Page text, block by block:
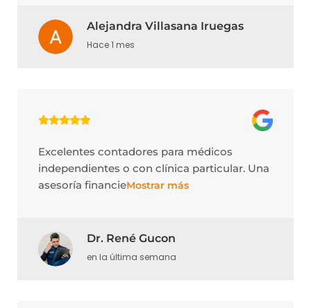
Alejandra Villasana Iruegas
Hace 1 mes
Excelentes contadores para médicos
independientes o con clínica particular. Una
asesoría financieMostrar más
Dr. René Gucon
en la última semana